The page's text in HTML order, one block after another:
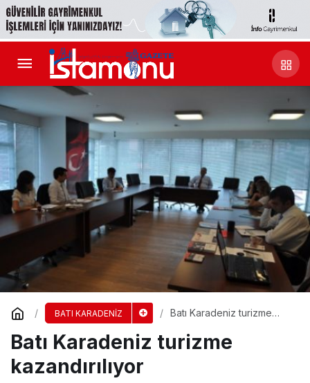
BATI KARADENİZ
Batı Karadeniz turizme
Batı Karadeniz turizme
kazandırılıyor